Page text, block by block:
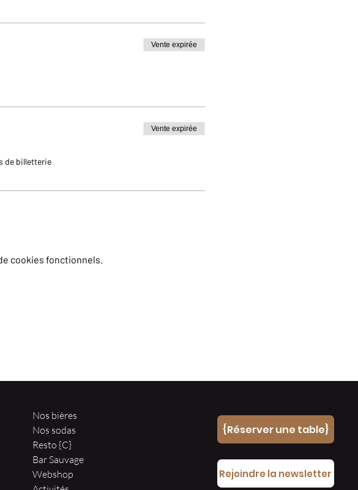
Vente expirée
de billetterie
Vente expirée
cookies fonctionnels.
Nos bières
Nos sodas
Resto {C}
Bar Sauvage
Webshop
{Réserver une table}
Rejoindre la newsletter